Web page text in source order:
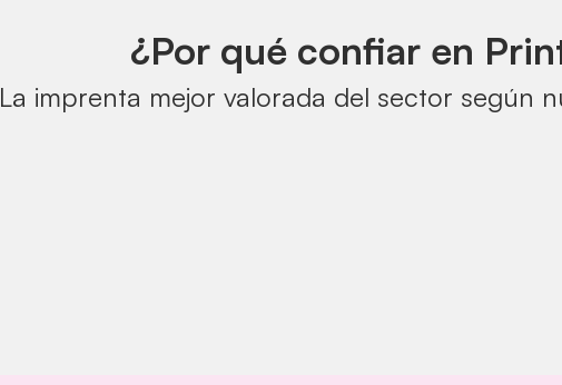
¿Por qué confiar en
La imprenta mejor valorada del sector según